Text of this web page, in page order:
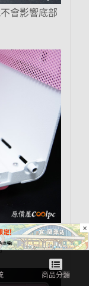
會影響底部
幫玩家省下
。
×